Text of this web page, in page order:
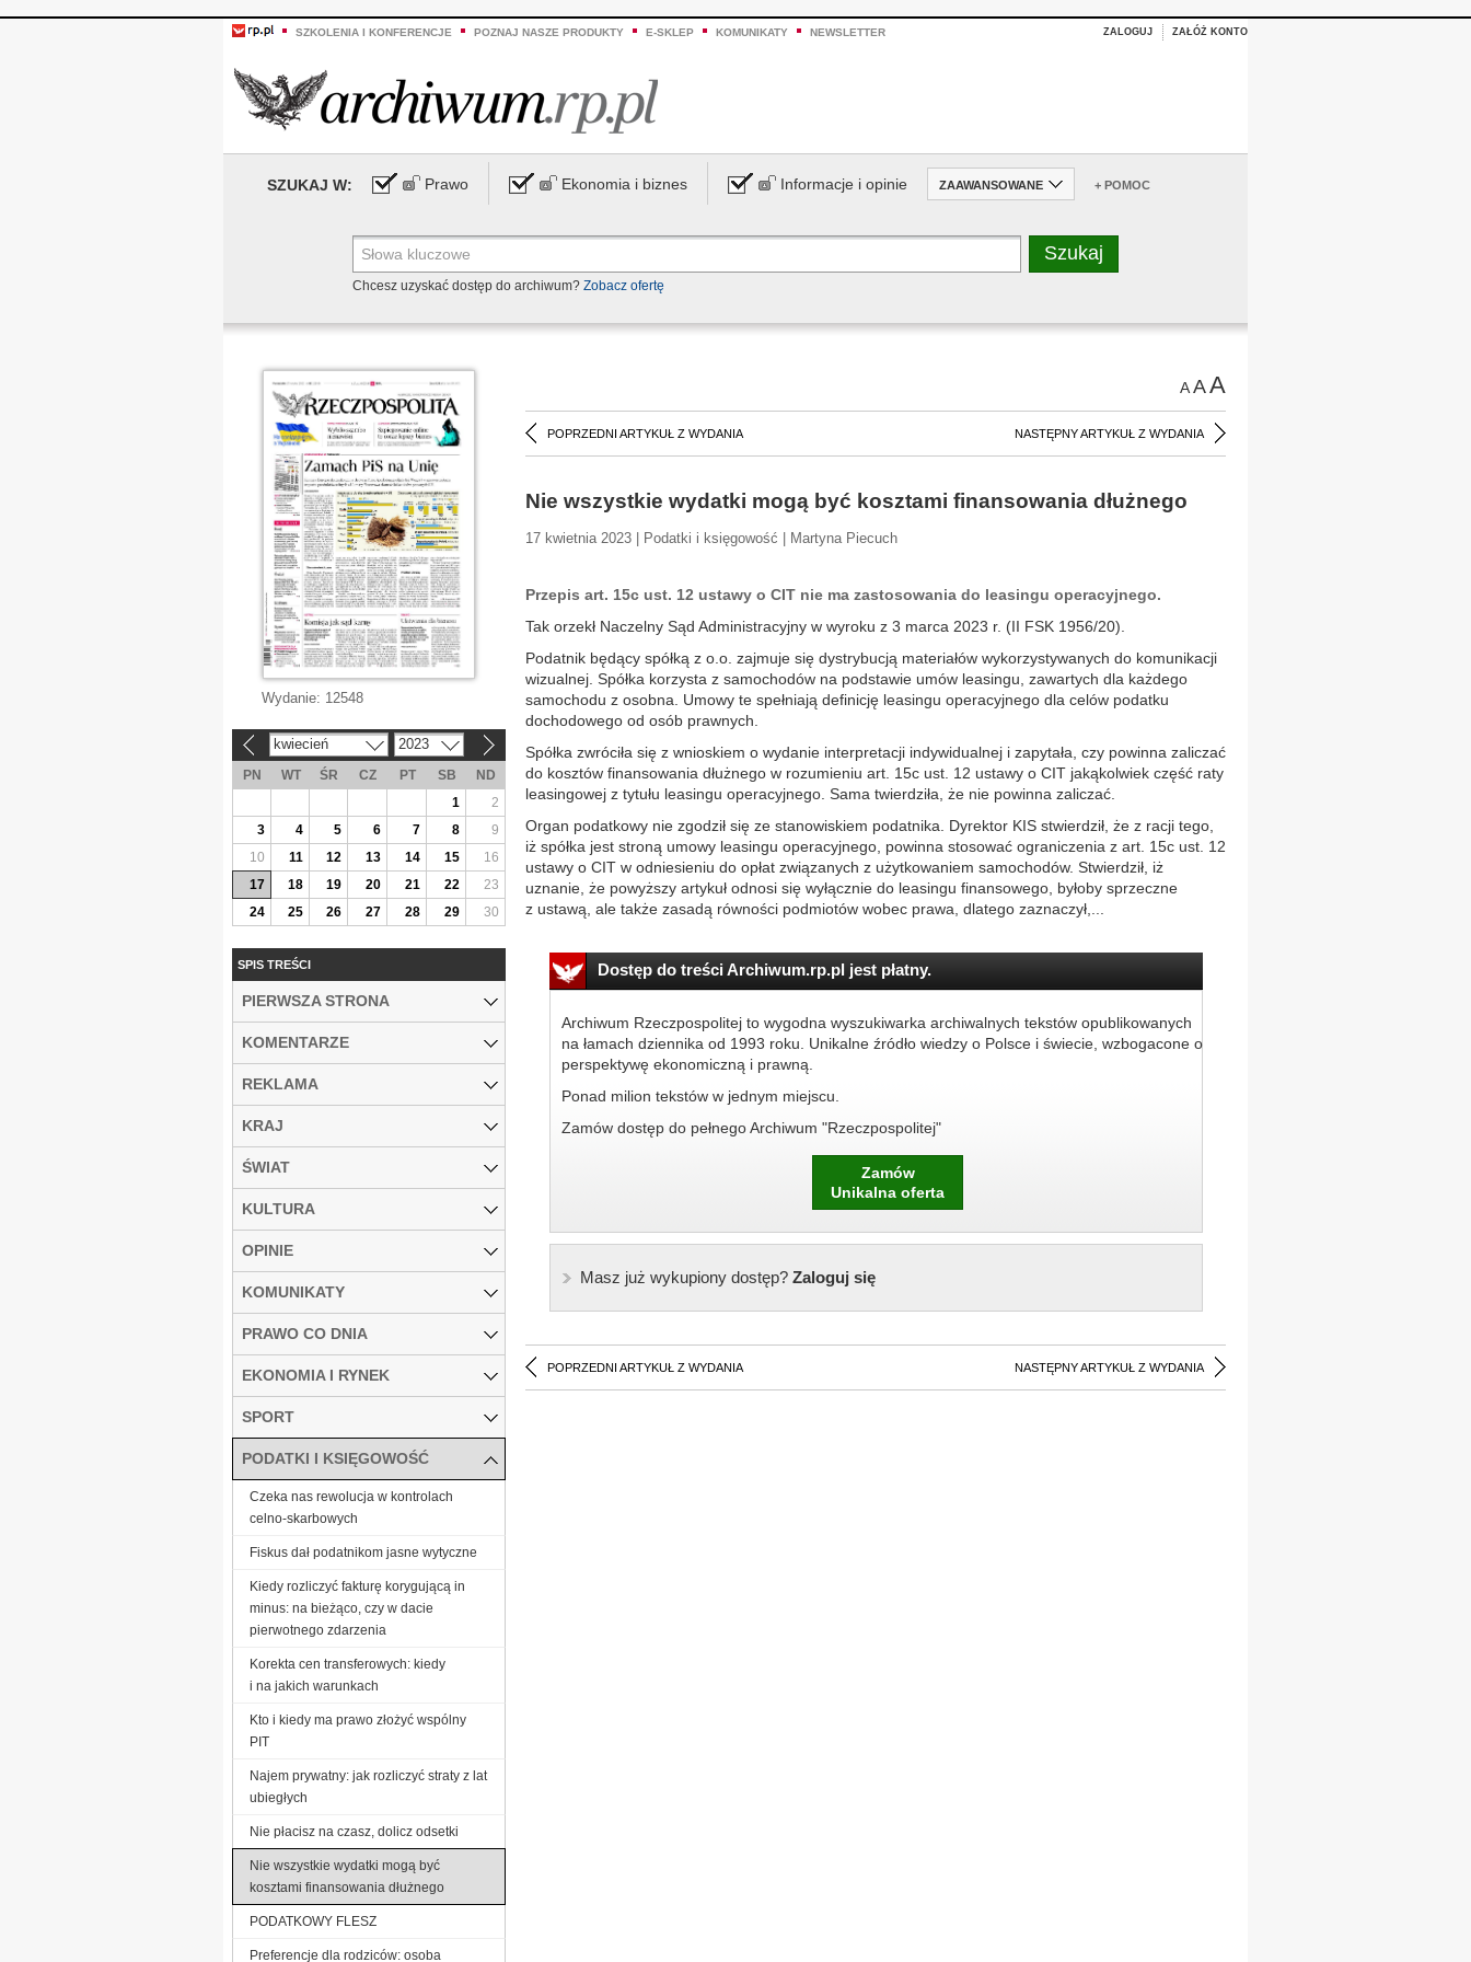
SZKOLENIA I KONFERENCJE POZNAJ NASZE PRODUKTY E-SKLEP KOMUNIKATY NEWSLETTER ZALOGUJ ZAŁÓŻ KONTO
SZUKAJ W: Prawo Ekonomia i biznes Informacje i opinie ZAAWANSOWANE + POMOC
Chcesz uzyskać dostęp do archiwum? Zobacz ofertę
AAA
POPRZEDNI ARTYKUŁ Z WYDANIA NASTĘPNY ARTYKUŁ Z WYDANIA
Nie wszystkie wydatki mogą być kosztami finansowania dłużnego
17 kwietnia 2023 | Podatki i księgowość | Martyna Piecuch
Przepis art. 15c ust. 12 ustawy o CIT nie ma zastosowania do leasingu operacyjnego.
Tak orzekł Naczelny Sąd Administracyjny w wyroku z 3 marca 2023 r. (II FSK 1956/20).
Podatnik będący spółką z o.o. zajmuje się dystrybucją materiałów wykorzystywanych do komunikacji
wizualnej. Spółka korzysta z samochodów na podstawie umów leasingu, zawartych dla każdego
samochodu z osobna. Umowy te spełniają definicję leasingu operacyjnego dla celów podatku
dochodowego od osób prawnych.
Spółka zwróciła się z wnioskiem o wydanie interpretacji indywidualnej i zapytała, czy powinna zaliczać
do kosztów finansowania dłużnego w rozumieniu art. 15c ust. 12 ustawy o CIT jakąkolwiek część raty
leasingowej z tytułu leasingu operacyjnego. Sama twierdziła, że nie powinna zaliczać.
Organ podatkowy nie zgodził się ze stanowiskiem podatnika. Dyrektor KIS stwierdził, że z racji tego,
iż spółka jest stroną umowy leasingu operacyjnego, powinna stosować ograniczenia z art. 15c ust. 12
ustawy o CIT w odniesieniu do opłat związanych z użytkowaniem samochodów. Stwierdził, iż
uznanie, że powyższy artykuł odnosi się wyłącznie do leasingu finansowego, byłoby sprzeczne
z ustawą, ale także zasadą równości podmiotów wobec prawa, dlatego zaznaczył,...
Dostęp do treści Archiwum.rp.pl jest płatny.
Archiwum Rzeczpospolitej to wygodna wyszukiwarka archiwalnych tekstów opublikowanych
na łamach dziennika od 1993 roku. Unikalne źródło wiedzy o Polsce i świecie, wzbogacone o
perspektywę ekonomiczną i prawną.
Ponad milion tekstów w jednym miejscu.
Zamów dostęp do pełnego Archiwum "Rzeczpospolitej"
Zamów
Unikalna oferta
Masz już wykupiony dostęp?Zaloguj się
POPRZEDNI ARTYKUŁ Z WYDANIA NASTĘPNY ARTYKUŁ Z WYDANIA
Wydanie: 12548
kwiecień 2023
PN WT ŚR CZ PT SB
ND
1
2
3
4 5 6 7 8
9
10
11 12 13 14 15
16
17
18 19 20 21 22
23
24
25 26 27 28 29 30
SPIS TREŚCI
PIERWSZA STRONA
KOMENTARZE
REKLAMA
KRAJ
ŚWIAT
KULTURA
OPINIE
KOMUNIKATY
PRAWO CO DNIA
EKONOMIA I RYNEK
SPORT
PODATKI I KSIĘGOWOŚĆ
Czeka nas rewolucja w kontrolach
celno-skarbowych
Fiskus dał podatnikom jasne wytyczne
Kiedy rozliczyć fakturę korygującą in
minus: na bieżąco, czy w dacie
pierwotnego zdarzenia
Korekta cen transferowych: kiedy
i na jakich warunkach
Kto i kiedy ma prawo złożyć wspólny
PIT
Najem prywatny: jak rozliczyć straty z lat
ubiegłych
Nie płacisz na czasz, dolicz odsetki
Nie wszystkie wydatki mogą być
kosztami finansowania dłużnego
PODATKOWY FLESZ
Preferencje dla rodziców: osoba